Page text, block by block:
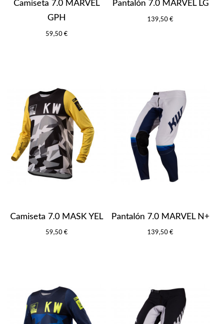
Camiseta 7.0 MARVEL
GPH
59,50 €
Pantalón 7.0 MARVEL LG
139,50 €
Camiseta 7.0 MASK YEL
59,50 €
Pantalón 7.0 MARVEL N+
139,50 €